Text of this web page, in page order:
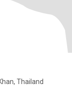
Thailand